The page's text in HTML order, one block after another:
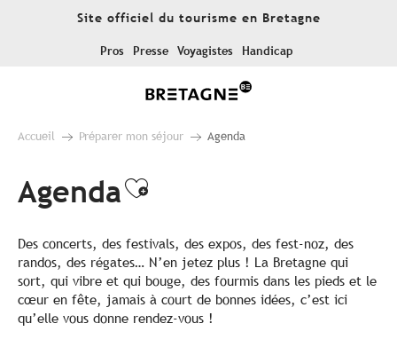
Site officiel du tourisme en Bretagne
Pros Presse Voyagistes Handicap
Accueil Préparer mon séjour Agenda
AgendaAjouter aux favoris
Des concerts, des festivals, des expos, des fest-noz, des
randos, des régates… N’en jetez plus ! La Bretagne qui
sort, qui vibre et qui bouge, des fourmis dans les pieds et le
cœur en fête, jamais à court de bonnes idées, c’est ici
qu’elle vous donne rendez-vous !